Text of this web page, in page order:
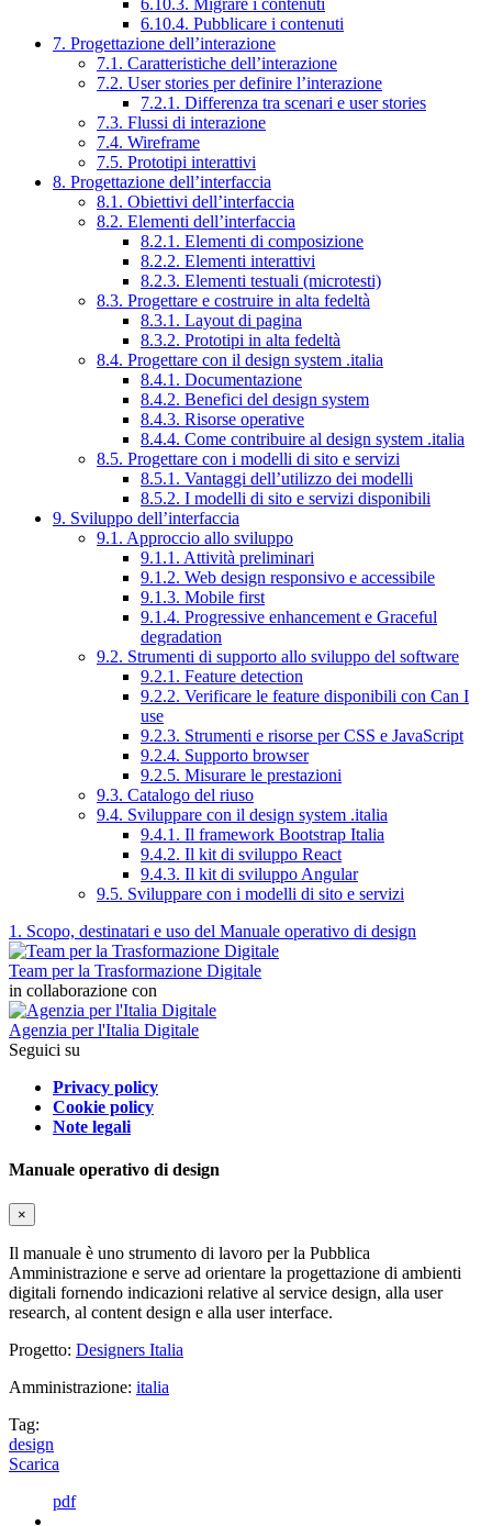
6.10.4. Pubblicare i contenuti
7. Progettazione dell’interazione
7.1. Caratteristiche dell’interazione
7.2. User stories per definire l’interazione
7.2.1. Differenza tra scenari e user stories
7.3. Flussi di interazione
7.4. Wireframe
7.5. Prototipi interattivi
8. Progettazione dell’interfaccia
8.1. Obiettivi dell’interfaccia
8.2. Elementi dell’interfaccia
8.2.1. Elementi di composizione
8.2.2. Elementi interattivi
8.2.3. Elementi testuali (microtesti)
8.3. Progettare e costruire in alta fedeltà
8.3.1. Layout di pagina
8.3.2. Prototipi in alta fedeltà
8.4. Progettare con il design system .italia
8.4.1. Documentazione
8.4.2. Benefici del design system
8.4.3. Risorse operative
8.4.4. Come contribuire al design system .italia
8.5. Progettare con i modelli di sito e servizi
8.5.1. Vantaggi dell’utilizzo dei modelli
8.5.2. I modelli di sito e servizi disponibili
9. Sviluppo dell’interfaccia
9.1. Approccio allo sviluppo
9.1.1. Attività preliminari
9.1.2. Web design responsivo e accessibile
9.1.3. Mobile first
9.1.4. Progressive enhancement e Graceful
degradation
9.2. Strumenti di supporto allo sviluppo del software
9.2.1. Feature detection
9.2.2. Verificare le feature disponibili con Can I
use
9.2.3. Strumenti e risorse per CSS e JavaScript
9.2.4. Supporto browser
9.2.5. Misurare le prestazioni
9.3. Catalogo del riuso
9.4. Sviluppare con il design system .italia
9.4.1. Il framework Bootstrap Italia
9.4.2. Il kit di sviluppo React
9.4.3. Il kit di sviluppo Angular
9.5. Sviluppare con i modelli di sito e servizi
1. Scopo, destinatari e uso del Manuale operativo di design
Team per la Trasformazione Digitale
in collaborazione con
Agenzia per l'Italia Digitale
Seguici su
Privacy policy
Cookie policy
Note legali
Manuale operativo di design
×
Il manuale è uno strumento di lavoro per la Pubblica
Amministrazione e serve ad orientare la progettazione di ambienti
digitali fornendo indicazioni relative al service design, alla user
research, al content design e alla user interface.
Progetto: Designers Italia
Amministrazione: italia
Tag:
design
Scarica
pdf